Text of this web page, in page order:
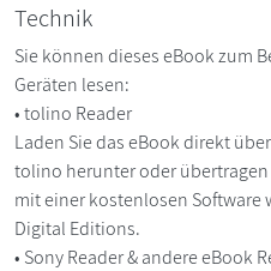
Technik
Sie können dieses eBook zum
Geräten lesen:
• tolino Reader
Laden Sie das eBook direkt
tolino herunter oder
mit einer kostenlosen Software
Digital Editions.
• Sony Reader & andere eBook